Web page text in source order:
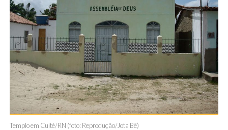
Templo em Cuité/RN (foto: Reprodução/Jota Bê)